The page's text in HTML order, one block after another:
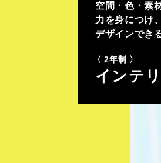
〈 2年制 〉
インテ
空間・色・素
力を身につけ
デザインでき